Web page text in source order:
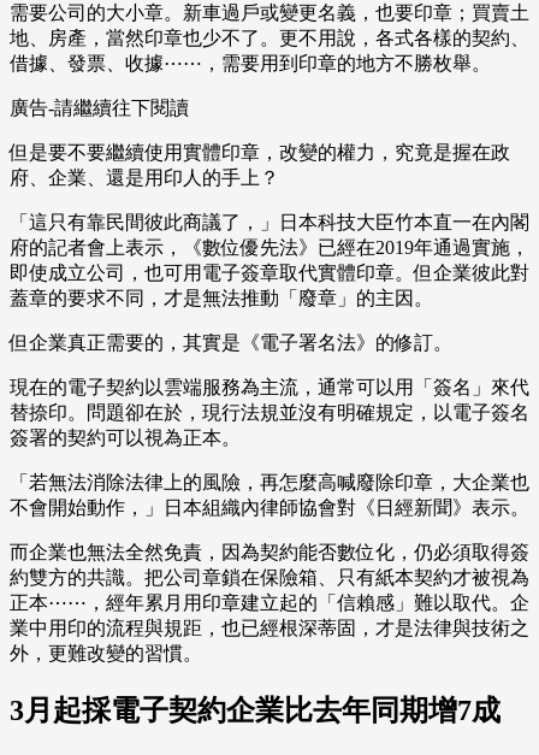
需要公司的大小章。新車過戶或變更名義，也要印章；買賣土
地、房產，當然印章也少不了。更不用說，各式各樣的契約、
借據、發票、收據⋯⋯，需要用到印章的地方不勝枚舉。
廣告-請繼續往下閱讀
但是要不要繼續使用實體印章，改變的權力，究竟是握在政
府、企業、還是用印人的手上？
「這只有靠民間彼此商議了，」日本科技大臣竹本直一在內閣
府的記者會上表示，《數位優先法》已經在2019年通過實施，
即使成立公司，也可用電子簽章取代實體印章。但企業彼此對
蓋章的要求不同，才是無法推動「廢章」的主因。
但企業真正需要的，其實是《電子署名法》的修訂。
現在的電子契約以雲端服務為主流，通常可以用「簽名」來代
替捺印。問題卻在於，現行法規並沒有明確規定，以電子簽名
簽署的契約可以視為正本。
「若無法消除法律上的風險，再怎麼高喊廢除印章，大企業也
不會開始動作，」日本組織內律師協會對《日經新聞》表示。
而企業也無法全然免責，因為契約能否數位化，仍必須取得簽
約雙方的共識。把公司章鎖在保險箱、只有紙本契約才被視為
正本⋯⋯，經年累月用印章建立起的「信賴感」難以取代。企
業中用印的流程與規距，也已經根深蒂固，才是法律與技術之
外，更難改變的習慣。
3月起採電子契約企業比去年同期增7成